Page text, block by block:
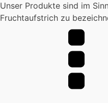
Unser Produkte sind im
Fruchtaufstrich zu